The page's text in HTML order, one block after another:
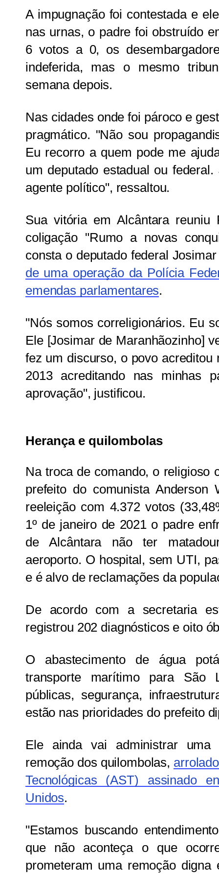
A impugnação foi contestada e
nas urnas, o padre foi obstruído
6 votos a 0, os
indeferida, mas o mesmo
semana depois.
Nas cidades onde foi pároco e
pragmático. "Não sou
Eu recorro a quem pode me
um deputado estadual ou
agente político", ressaltou.
Sua vitória em Alcântara
coligação "Rumo a novas
consta o deputado federal
de uma operação da Polícia
emendas parlamentares.
"Nós somos correligionários. Eu
Ele [Josimar de Maranhãozinho]
fez um discurso, o povo
2013 acreditando nas minhas
aprovação", justificou.
Herança e quilombolas
Na troca de comando, o religioso
prefeito do comunista Anderson
reeleição com 4.372 votos
1º de janeiro de 2021 o padre
de Alcântara não ter
aeroporto. O hospital, sem UTI,
e é alvo de reclamações da
De acordo com a secretaria
registrou 202 diagnósticos e oito
O abastecimento de água
transporte marítimo para São
públicas, segurança,
estão nas prioridades do prefeito
Ele ainda vai administrar uma
remoção dos quilombolas,
Tecnológicas (AST) assinado
Unidos.
"Estamos buscando
que não aconteça o que
prometeram uma remoção